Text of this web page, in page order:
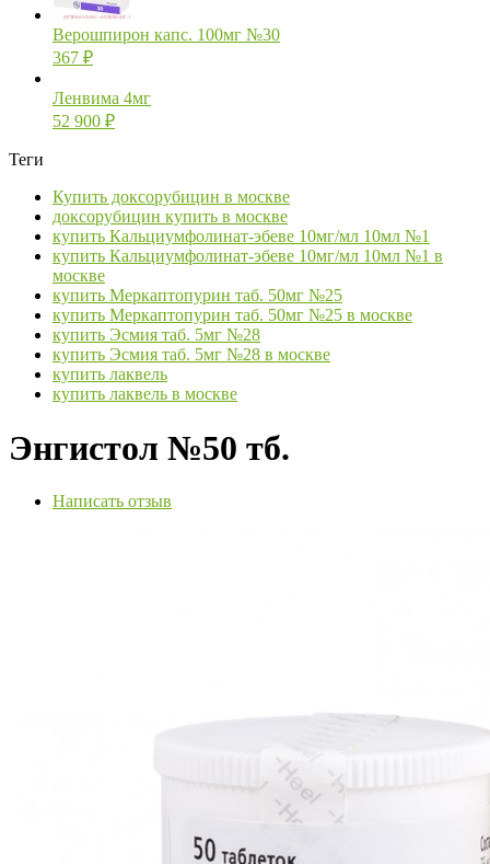
Верошпирон капс. 100мг №30
367 ₽
Ленвима 4мг
52 900 ₽
Теги
Купить доксорубицин в москве
доксорубицин купить в москве
купить Кальциумфолинат-эбеве 10мг/мл 10мл №1
купить Кальциумфолинат-эбеве 10мг/мл 10мл №1 в
москве
купить Меркаптопурин таб. 50мг №25
купить Меркаптопурин таб. 50мг №25 в москве
купить Эсмия таб. 5мг №28
купить Эсмия таб. 5мг №28 в москве
купить лаквель
купить лаквель в москве
Энгистол №50 тб.
Написать отзыв